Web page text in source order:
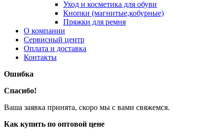
Уход и косметика для обуви
Кнопки (магнитые,кобурные)
Пряжки для ремня
О компании
Сервисный центр
Оплата и доставка
Контакты
Ошибка
Спасибо!
Ваша заявка принята, скоро мы с вами свяжемся.
Как купить по оптовой цене